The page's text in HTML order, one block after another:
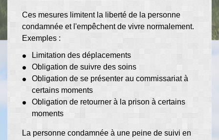
Ces mesures limitent la liberté de la personne
condamnée et l'empêchent de vivre normalement.
Exemples :
Limitation des déplacements
Obligation de suivre des soins
Obligation de se présenter au commissariat à
certains moments
Obligation de retourner à la prison à certains
moments
La personne condamnée à une peine de suivi en